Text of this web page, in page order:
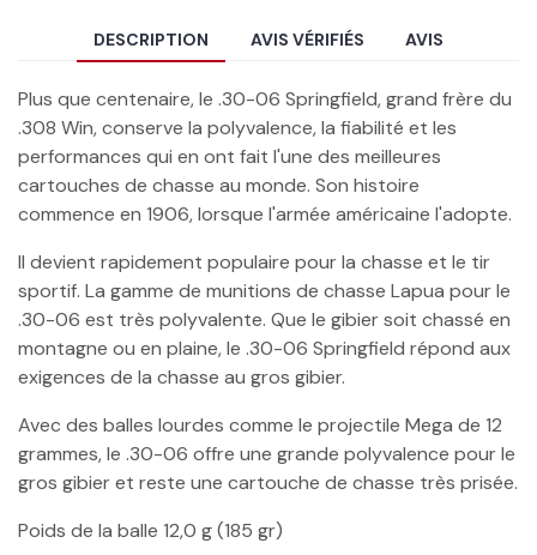
DESCRIPTION AVIS VÉRIFIÉS AVIS
Plus que centenaire, le .30-06 Springfield, grand frère du
.308 Win, conserve la polyvalence, la fiabilité et les
performances qui en ont fait l'une des meilleures
cartouches de chasse au monde. Son histoire
commence en 1906, lorsque l'armée américaine l'adopte.
Il devient rapidement populaire pour la chasse et le tir
sportif. La gamme de munitions de chasse Lapua pour le
.30-06 est très polyvalente. Que le gibier soit chassé en
montagne ou en plaine, le .30-06 Springfield répond aux
exigences de la chasse au gros gibier.
Avec des balles lourdes comme le projectile Mega de 12
grammes, le .30-06 offre une grande polyvalence pour le
gros gibier et reste une cartouche de chasse très prisée.
Poids de la balle 12,0 g (185 gr)